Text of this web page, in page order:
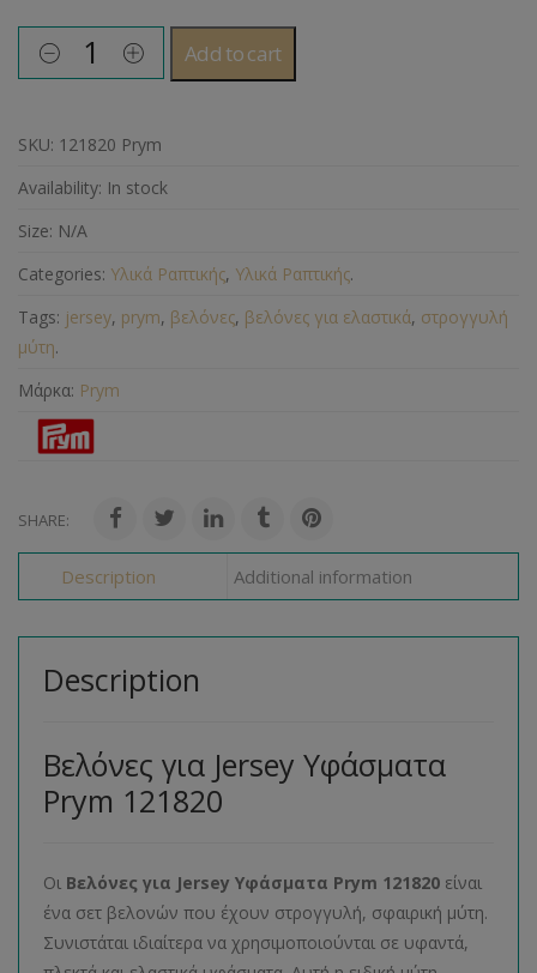
Add to cart
SKU: 121820 Prym
Availability: In stock
Size: N/A
Categories: Υλικά Ραπτικής, Υλικά Ραπτικής.
Tags: jersey, prym, βελόνες, βελόνες για ελαστικά, στρογγυλή
μύτη.
Μάρκα: Prym
SHARE:
Description Additional information
Description
Βελόνες για Jersey Υφάσματα
Prym 121820
Οι Βελόνες για Jersey Υφάσματα Prym 121820 είναι
ένα σετ βελονών που έχουν στρογγυλή, σφαιρική μύτη.
Συνιστάται ιδιαίτερα να χρησιμοποιούνται σε υφαντά,